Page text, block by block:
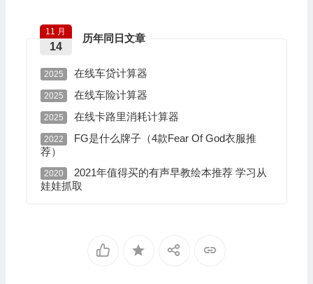
历年同日文章
11 月
14
2025 在线车贷计算器
2025 在线车险计算器
2025 在线卡路里消耗计算器
2022
FG是什么牌子（4款Fear Of God衣服推
荐）
2020
2021年值得买的有声早教绘本推荐 学习从
娃娃抓取